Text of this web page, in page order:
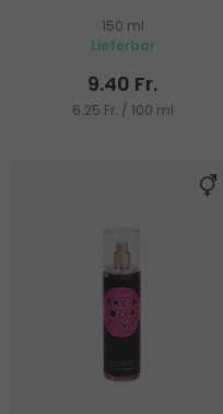
150 ml
Lieferbar
9.40 Fr.
6.25 Fr. / 100 ml